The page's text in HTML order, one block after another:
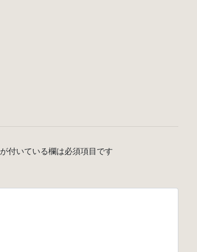
が付いている欄は必須項目です